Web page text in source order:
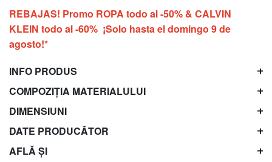
REBAJAS! Promo ROPA todo al -50% & CALVIN
KLEIN todo al -60% ¡Solo hasta el domingo 9 de
agosto!*
INFO PRODUS
COMPOZIȚIA MATERIALULUI
DIMENSIUNI
DATE PRODUCĂTOR
AFLĂ ȘI